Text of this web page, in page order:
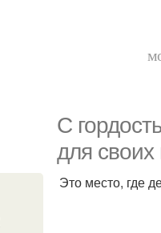
С
для своих
Это место, где